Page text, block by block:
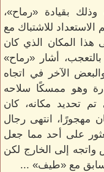
بقيادة «رماح»،
للاشتباك مع
هذا المكان الذي كان
أشار «رماح»
الآخر في اتجاه
وهو ممسكًا سلاحه
تحديد مكانه، كان
مهجورًا، انتهى رجال
على أحد مما جعل
إلى الخارج لكن
مع «طيف» ...